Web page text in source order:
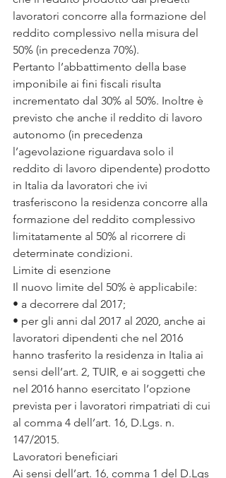
lavoratori concorre alla formazione del
reddito complessivo nella misura del
50% (in precedenza 70%).
Pertanto l’abbattimento della base
imponibile ai fini fiscali risulta
incrementato dal 30% al 50%. Inoltre è
previsto che anche il reddito di lavoro
autonomo (in precedenza
l’agevolazione riguardava solo il
reddito di lavoro dipendente) prodotto
in Italia da lavoratori che ivi
trasferiscono la residenza concorre alla
formazione del reddito complessivo
limitatamente al 50% al ricorrere di
determinate condizioni.
Limite di esenzione
Il nuovo limite del 50% è applicabile:
• a decorrere dal 2017;
• per gli anni dal 2017 al 2020, anche ai
lavoratori dipendenti che nel 2016
hanno trasferito la residenza in Italia ai
sensi dell’art. 2, TUIR, e ai soggetti che
nel 2016 hanno esercitato l’opzione
prevista per i lavoratori rimpatriati di cui
al comma 4 dell’art. 16, D.Lgs. n.
147/2015.
Lavoratori beneficiari
Ai sensi dell’art. 16, comma 1 del D.Lgs